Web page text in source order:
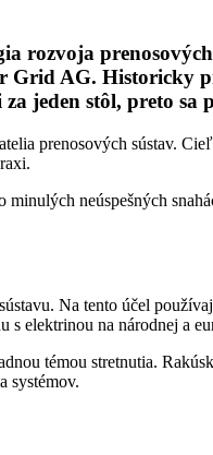
rozvoja
AG. Historicky
jeden stôl, preto sa
prenosových sústav.
neúspešných
Na tento účel
elektrinou na národnej a
témou stretnutia.
systémov.